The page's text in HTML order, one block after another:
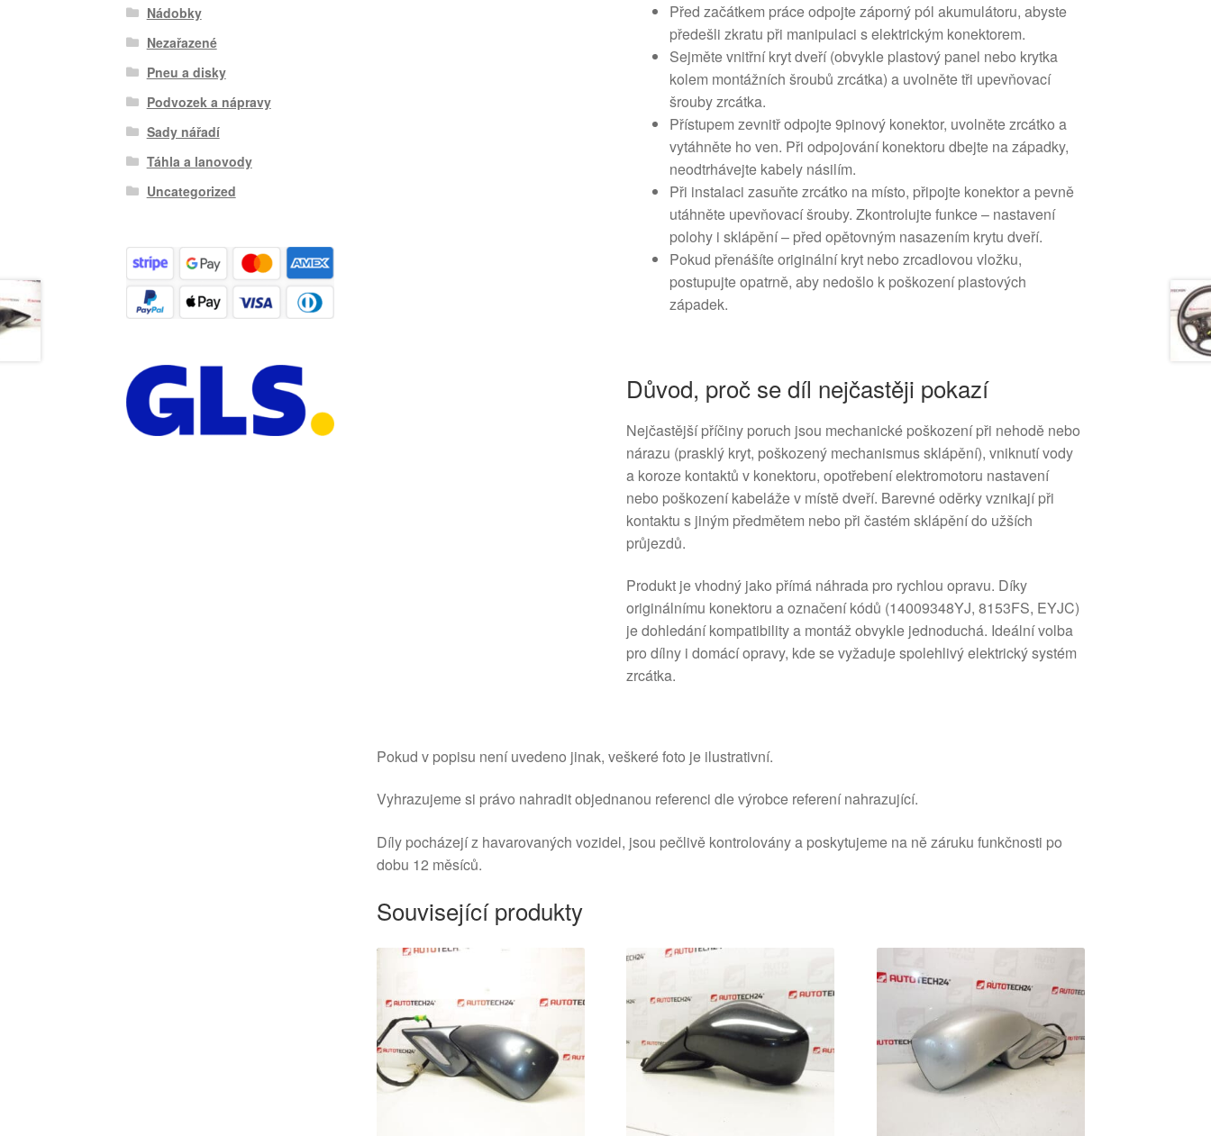
Před začátkem práce odpojte záporný pól akumulátoru, abyste
předešli zkratu při manipulaci s elektrickým konektorem.
Sejměte vnitřní kryt dveří (obvykle plastový panel nebo krytka
kolem montážních šroubů zrcátka) a uvolněte tři upevňovací
šrouby zrcátka.
Přístupem zevnitř odpojte 9pinový konektor, uvolněte zrcátko a
vytáhněte ho ven. Při odpojování konektoru dbejte na západky,
neodtrhávejte kabely násilím.
Při instalaci zasuňte zrcátko na místo, připojte konektor a pevně
utáhněte upevňovací šrouby. Zkontrolujte funkce – nastavení
polohy i sklápění – před opětovným nasazením krytu dveří.
Pokud přenášíte originální kryt nebo zrcadlovou vložku,
postupujte opatrně, aby nedošlo k poškození plastových
západek.
Důvod, proč se díl nejčastěji pokazí
Nejčastější příčiny poruch jsou mechanické poškození při nehodě nebo
nárazu (prasklý kryt, poškozený mechanismus sklápění), vniknutí vody
a koroze kontaktů v konektoru, opotřebení elektromotoru nastavení
nebo poškození kabeláže v místě dveří. Barevné oděrky vznikají při
kontaktu s jiným předmětem nebo při častém sklápění do užších
průjezdů.
Produkt je vhodný jako přímá náhrada pro rychlou opravu. Díky
originálnímu konektoru a označení kódů (14009348YJ, 8153FS, EYJC)
je dohledání kompatibility a montáž obvykle jednoduchá. Ideální volba
pro dílny i domácí opravy, kde se vyžaduje spolehlivý elektrický systém
zrcátka.
Pokud v popisu není uvedeno jinak, veškeré foto je ilustrativní.
Vyhrazujeme si právo nahradit objednanou referenci dle výrobce referení nahrazující.
Díly pocházejí z havarovaných vozidel, jsou pečlivě kontrolovány a poskytujeme na ně záruku funkčnosti po
dobu 12 měsíců.
Související produkty
Nádobky
Nezařazené
Pneu a disky
Podvozek a nápravy
Sady nářadí
Táhla a lanovody
Uncategorized